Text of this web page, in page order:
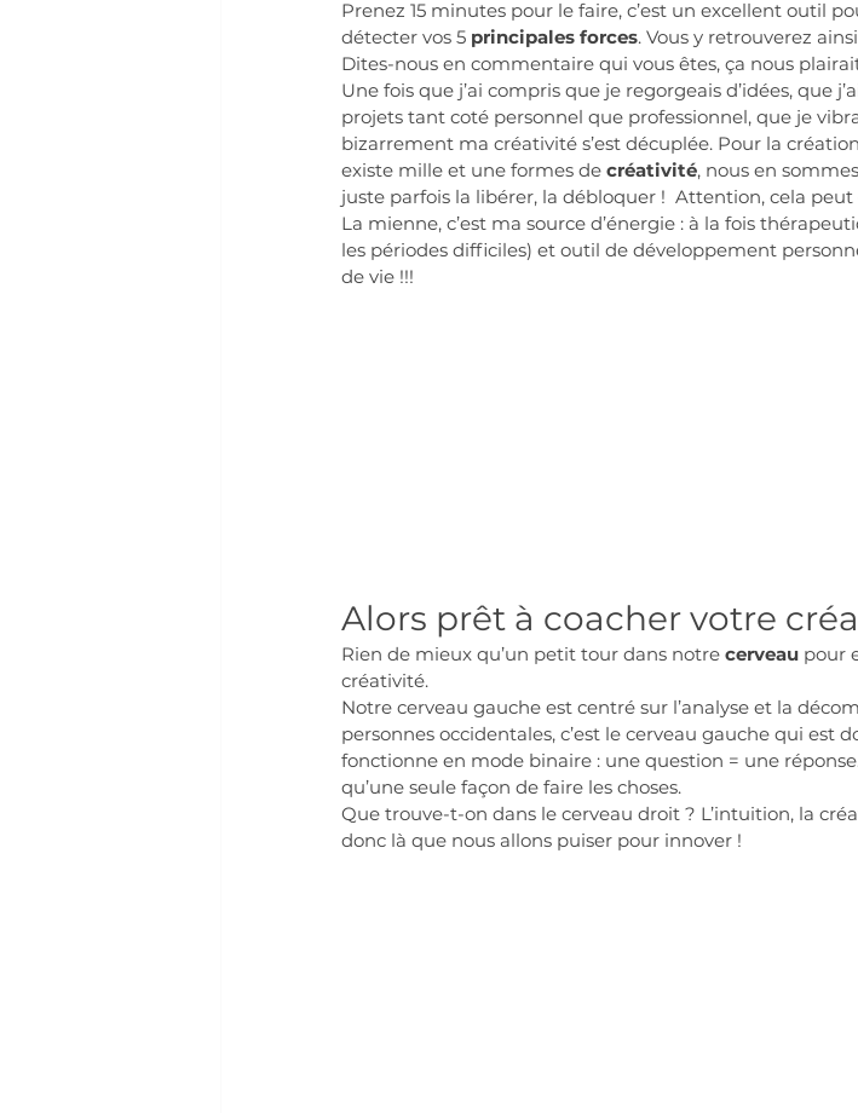
Prenez 15 minutes pour le faire, c’est un excellent outil
détecter vos 5 principales forces. Vous y retrouverez
Dites-nous en commentaire qui vous êtes, ça nous
Une fois que j’ai compris que je regorgeais d’idées, que
projets tant coté personnel que professionnel, que je
bizarrement ma créativité s’est décuplée. Pour la
existe mille et une formes de créativité, nous en
juste parfois la libérer, la débloquer !  Attention, cela peut
La mienne, c’est ma source d’énergie : à la fois
les périodes difficiles) et outil de développement
de vie !!!
Alors prêt à coacher votre
Rien de mieux qu’un petit tour dans notre cerveau pour
créativité.
Notre cerveau gauche est centré sur l’analyse et la
personnes occidentales, c’est le cerveau gauche qui est
fonctionne en mode binaire : une question = une
qu’une seule façon de faire les choses.
Que trouve-t-on dans le cerveau droit ? L’intuition, la
donc là que nous allons puiser pour innover !